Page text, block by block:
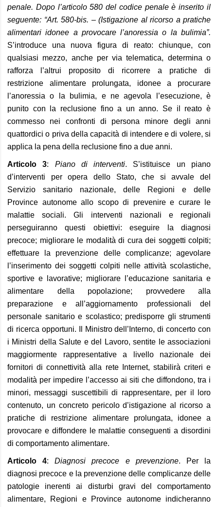
penale. Dopo l’articolo 580 del codice penale è inserito il
seguente: “Art. 580-bis. – (Istigazione al ricorso a pratiche
alimentari idonee a provocare l’anoressia o la bulimia”.
S’introduce una nuova figura di reato: chiunque, con
qualsiasi mezzo, anche per via telematica, determina o
rafforza l’altrui proposito di ricorrere a pratiche di
restrizione alimentare prolungata, idonee a procurare
l’anoressia o la bulimia, e ne agevola l’esecuzione, è
punito con la reclusione fino a un anno. Se il reato è
commesso nei confronti di persona minore degli anni
quattordici o priva della capacità di intendere e di volere, si
applica la pena della reclusione fino a due anni.
Articolo 3: Piano di interventi. S’istituisce un piano
d’interventi per opera dello Stato, che si avvale del
Servizio sanitario nazionale, delle Regioni e delle
Province autonome allo scopo di prevenire e curare le
malattie sociali. Gli interventi nazionali e regionali
perseguiranno questi obiettivi: eseguire la diagnosi
precoce; migliorare le modalità di cura dei soggetti colpiti;
effettuare la prevenzione delle complicanze; agevolare
l’inserimento dei soggetti colpiti nelle attività scolastiche,
sportive e lavorative; migliorare l’educazione sanitaria e
alimentare della popolazione; provvedere alla
preparazione e all’aggiornamento professionali del
personale sanitario e scolastico; predisporre gli strumenti
di ricerca opportuni. Il Ministro dell’Interno, di concerto con
i Ministri della Salute e del Lavoro, sentite le associazioni
maggiormente rappresentative a livello nazionale dei
fornitori di connettività alla rete Internet, stabilirà criteri e
modalità per impedire l’accesso ai siti che diffondono, tra i
minori, messaggi suscettibili di rappresentare, per il loro
contenuto, un concreto pericolo d’istigazione al ricorso a
pratiche di restrizione alimentare prolungata, idonee a
provocare e diffondere le malattie conseguenti a disordini
di comportamento alimentare.
Articolo 4:Diagnosi precoce e prevenzione. Per la
diagnosi precoce e la prevenzione delle complicanze delle
patologie inerenti ai disturbi gravi del comportamento
alimentare, Regioni e Province autonome indicheranno